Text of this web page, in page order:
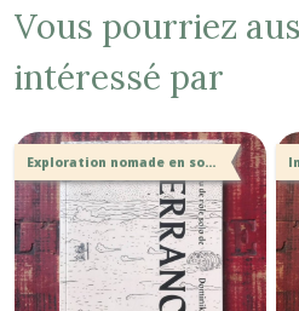
Vous pourriez
intéressé par
Exploration nomade en solitaire